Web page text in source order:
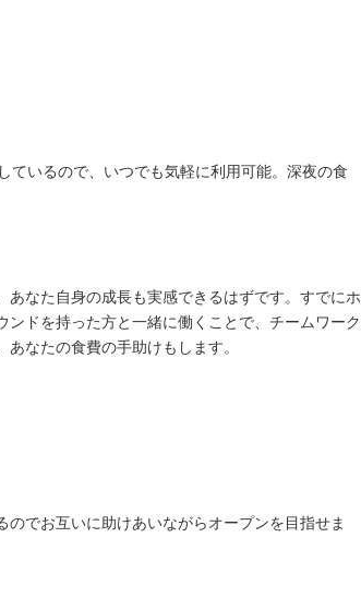
いるので、いつでも気軽に利用可能。深夜の食
なた自身の成長も実感できるはずです。すでにホ
ドを持った方と一緒に働くことで、チームワーク
なたの食費の手助けもします。
でお互いに助けあいながらオープンを目指せま